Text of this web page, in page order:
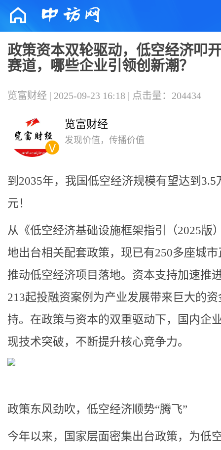
政策资本双轮驱动，低空经济叩
赛道，哪些企业引领创新潮？
览富财经 | 2025-09-23 16:18 | 点击量：204434
览富财经
发现价值，传播价值
到2035年，我国低空经济规模有望达到3.5
元！
从《低空经济基础设施框架指引（2025版
地出台相关配套政策，现已有250多座城
推动低空经济项目落地。资本支持加速推
213起投融资案例为产业发展带来巨大的资
持。在政策与资本的双重驱动下，国内企
现技术突破，不断提升核心竞争力。
政策东风劲吹，低空经济顺势“腾飞”
今年以来，国家层面密集出台政策，为低